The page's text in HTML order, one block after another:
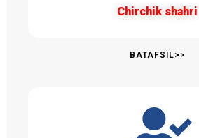
Chirchik shahri
BATAFSIL>>